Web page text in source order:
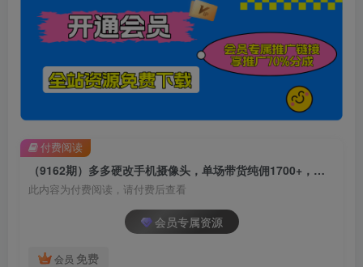
（9162期）多多硬改手机摄像头，单场带货纯佣1700+，打造日不落直播间，小白可操作
此内容为付费阅读，请付费后查看
会员专属资源
会员 免费
付费阅读